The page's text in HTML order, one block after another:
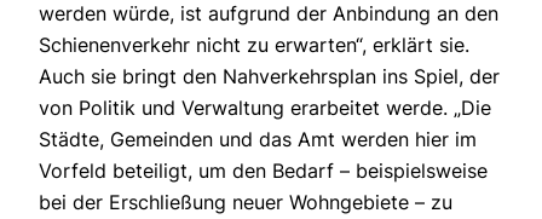
werden würde, ist aufgrund der Anbindung an den
Schienenverkehr nicht zu erwarten“, erklärt sie.
Auch sie bringt den Nahverkehrsplan ins Spiel, der
von Politik und Verwaltung erarbeitet werde. „Die
Städte, Gemeinden und das Amt werden hier im
Vorfeld beteiligt, um den Bedarf – beispielsweise
bei der Erschließung neuer Wohngebiete – zu